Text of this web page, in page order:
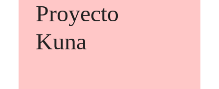
Proyecto
Kuna